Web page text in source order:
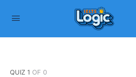
QUIZ 1 OF 0